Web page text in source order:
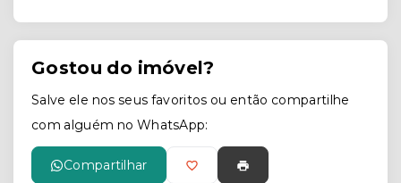
Gostou do imóvel?
Salve ele nos seus favoritos ou então compartilhe
com alguém no WhatsApp:
Compartilhar